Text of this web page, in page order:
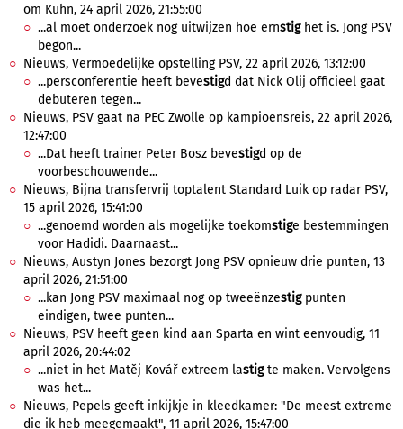
om Kuhn, 24 april 2026, 21:55:00
...al moet onderzoek nog uitwijzen hoe ernstighet is. Jong PSV
begon...
Nieuws, Vermoedelijke opstelling PSV, 22 april 2026, 13:12:00
...persconferentie heeft bevestigd dat Nick Olij officieel gaat
debuteren tegen...
Nieuws, PSV gaat na PEC Zwolle op kampioensreis, 22 april 2026,
12:47:00
...Dat heeft trainer Peter Bosz bevestigd op de
voorbeschouwende...
Nieuws, Bijna transfervrij toptalent Standard Luik op radar PSV,
15 april 2026, 15:41:00
...genoemd worden als mogelijke toekomstige bestemmingen
voor Hadidi. Daarnaast...
Nieuws, Austyn Jones bezorgt Jong PSV opnieuw drie punten, 13
april 2026, 21:51:00
...kan Jong PSV maximaal nog op tweeënzestigpunten
eindigen, twee punten...
Nieuws, PSV heeft geen kind aan Sparta en wint eenvoudig, 11
april 2026, 20:44:02
...niet in het Matěj Kovář extreem lastigte maken. Vervolgens
was het...
Nieuws, Pepels geeft inkijkje in kleedkamer: "De meest extreme
die ik heb meegemaakt", 11 april 2026, 15:47:00